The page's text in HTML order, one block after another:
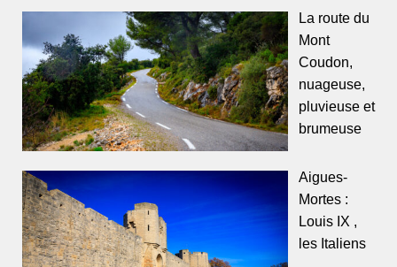
La route du
Mont
Coudon,
nuageuse,
pluvieuse et
brumeuse
Aigues-
Mortes :
Louis IX ,
les Italiens